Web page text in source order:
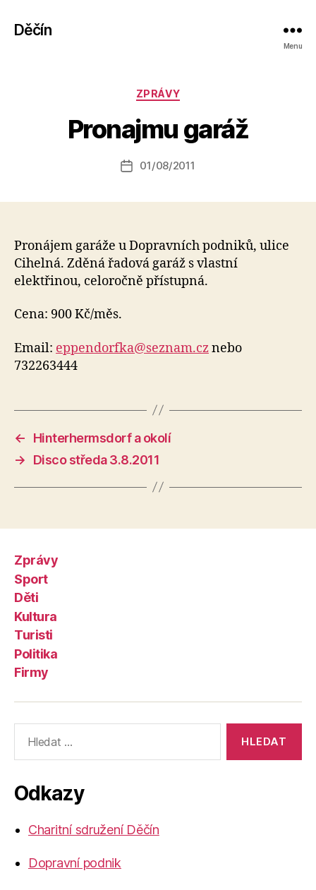
Děčín
Menu
Rubriky
ZPRÁVY
Pronajmu garáž
Autor
příspěvku
o
a
Datum
01/08/2011
Pronájem garáže u Dopravních podniků, ulice
Cihelná. Zděná řadová garáž s vlastní
elektřinou, celoročně přístupná.
Cena: 900 Kč/měs.
Email: eppendorfka@seznam.cznebo
732263444
←
Hinterhermsdorf a okolí
→
Disco středa 3.8.2011
Zprávy
Sport
Děti
Kultura
Turisti
Politika
Firmy
vyhledávání:
Odkazy
Charitní sdružení Děčín
Dopravní podnik